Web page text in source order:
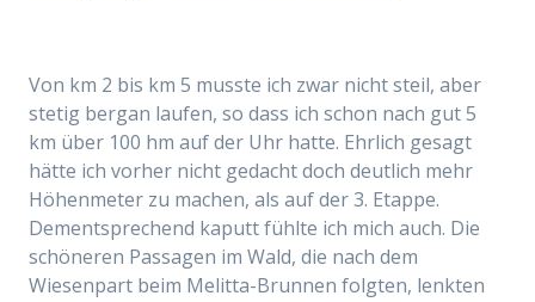
Von km 2 bis km 5 musste ich zwar nicht steil, aber
stetig bergan laufen, so dass ich schon nach gut 5
km über 100 hm auf der Uhr hatte. Ehrlich gesagt
hätte ich vorher nicht gedacht doch deutlich mehr
Höhenmeter zu machen, als auf der 3. Etappe.
Dementsprechend kaputt fühlte ich mich auch. Die
schöneren Passagen im Wald, die nach dem
Wiesenpart beim Melitta-Brunnen folgten, lenkten